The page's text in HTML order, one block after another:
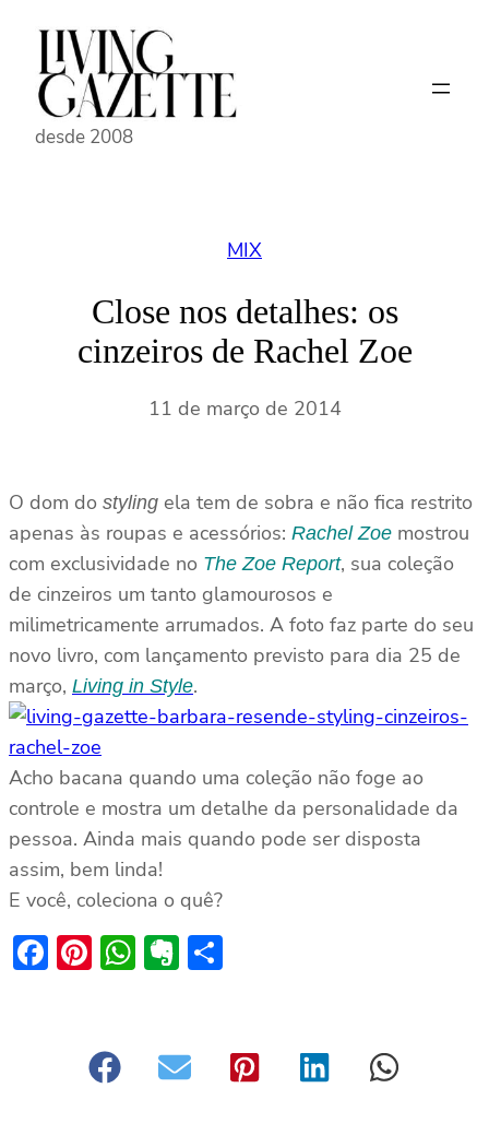
Pular
conteúdo
desde 2008
MIX
Close nos detalhes: os
cinzeiros de Rachel Zoe
11 de março de 2014
O dom do styling ela tem de sobra e não fica restrito
apenas às roupas e acessórios: Rachel Zoe mostrou
com exclusividade no The Zoe Report, sua coleção
de cinzeiros um tanto glamourosos e
milimetricamente arrumados. A foto faz parte do seu
novo livro, com lançamento previsto para dia 25 de
março, Living in Style.
Acho bacana quando uma coleção não foge ao
controle e mostra um detalhe da personalidade da
pessoa. Ainda mais quando pode ser disposta
assim, bem linda!
E você, coleciona o quê?
Facebook
Pinterest
WhatsApp
Evernote